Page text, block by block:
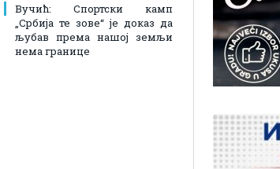
Вучић: Спортски камп
„Србија те зове“ је доказ да
љубав према нашој земљи
нема границе